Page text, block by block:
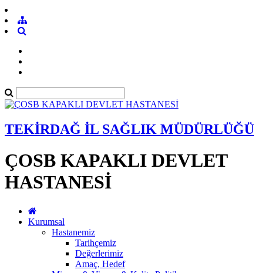
TEKİRDAĞ İL SAĞLIK MÜDÜRLÜĞÜ
ÇOSB KAPAKLI DEVLET
HASTANESİ
Kurumsal
Hastanemiz
Tarihçemiz
Değerlerimiz
Amaç, Hedef